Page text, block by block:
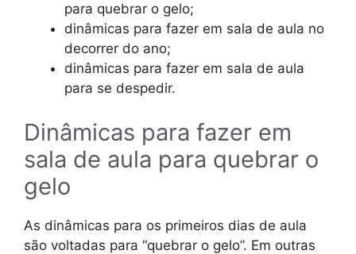
para quebrar o gelo;
dinâmicas para fazer em sala de aula no
decorrer do ano;
dinâmicas para fazer em sala de aula
para se despedir.
Dinâmicas para fazer em
sala de aula para quebrar o
gelo
As dinâmicas para os primeiros dias de aula
são voltadas para “quebrar o gelo”. Em outras